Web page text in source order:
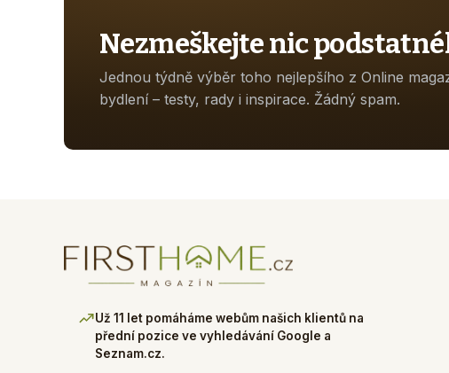
Nezmeškejte nic
Jednou týdně výběr toho nejlepšího z Online
bydlení – testy, rady i inspirace. Žádný spam.
Už 11 let pomáháme webům našich klientů na
přední pozice ve vyhledávání Google a
Seznam.cz.